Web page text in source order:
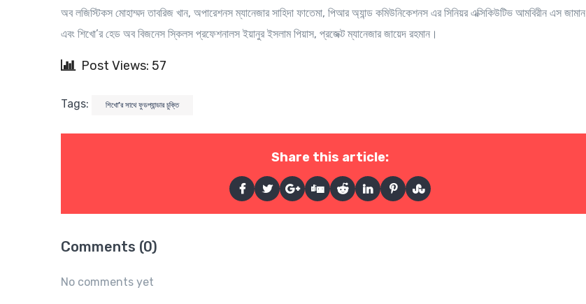
অব লজিস্টিকস মোহাম্মদ তাবরিজ খান, অপারেশনস ম্যানেজার সাহিদা ফাতেমা, পিআর অ্যান্ড কমিউনিকেশনস এর সিনিয়র এক্সিকিউটিভ আমবিরীন এস জামান
এবং শিখো’র হেড অব বিজনেস স্কিলস প্রফেশনালস ইয়ানুর ইসলাম পিয়াস, প্রজেক্ট ম্যানেজার জায়েদ রহমান।
Post Views: 57
Tags: শিখো’র সাথে ফুডপ্যান্ডার চুক্তি
Share this article:
Comments (0)
No comments yet